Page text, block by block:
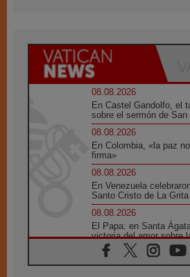
08.08.2026
En Castel Gandolfo, el
sobre el sermón de San
08.08.2026
En Colombia, «la paz
firma»
08.08.2026
En Venezuela
Santo Cristo de La Grita
08.08.2026
El Papa: en Santa
victoria del amor sobre
08.08.2026
León XIV visitará el